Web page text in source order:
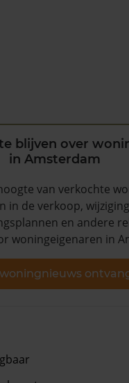
blijven over
in Amsterdam
van verkochte
in de verkoop,
en andere
woningeigenaren in